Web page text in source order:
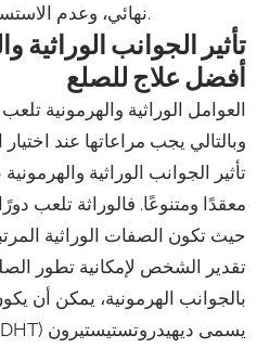
نهائي، وعدم الاستسلام لأي ضغوط قد تواجهك.
تأثير الجوانب الوراثية
أفضل علاج للصلع
العوامل الوراثية والهرمونية
وبالتالي يجب مراعاتها عند
تأثير الجوانب الوراثية
معقدًا ومتنوعًا. فالوراثة تلعب
حيث تكون الصفات الوراثية
تقدير الشخص لإمكانية تطور
بالجوانب الهرمونية، يمكن أن